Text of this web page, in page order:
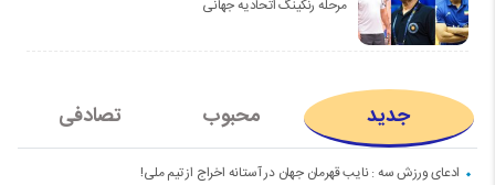
مرحله رنکینگ اتحادیه جهانی
جدید محبوب تصادفی
ادعای ورزش سه : نایب قهرمان جهان در آستانه اخراج از تیم ملی!